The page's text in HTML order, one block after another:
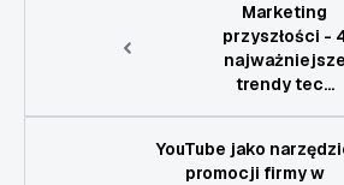
Marketing
przyszłości -
najważniejsze
trendy tec...
YouTube jako
promocji firmy w